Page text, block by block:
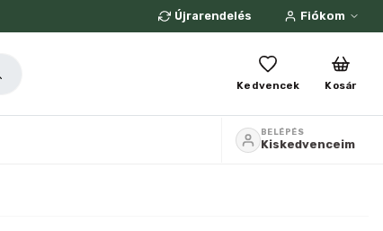
Újrarendelés Fiókom
Kedvencek Kosár
BELÉPÉS
Kiskedvenceim